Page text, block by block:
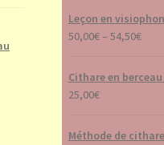
Leçon en
50,00€– 54,50€
Cithare en berceau
25,00€
Méthode de